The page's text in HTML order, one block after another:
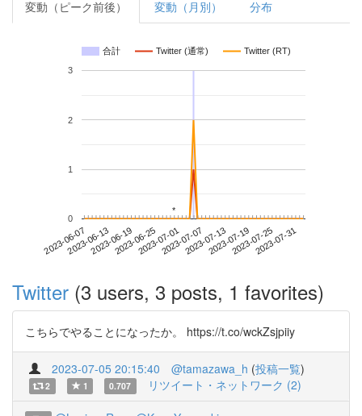
変動（ピーク前後） 変動（月別） 分布
合計 Twitter (通常) Twitter (RT)
2023-06-072023-06-132023-06-192023-06-252023-07-012023-07-072023-07-132023-07-192023-07-252023-07-31
0
1
2
3
**
Twitter (3 users, 3 posts, 1 favorites)
こちらでやることになったか。 https://t.co/wckZsjpiiy
2023-07-05 20:15:40 @tamazawa_h (投稿一覧)
2 1 0.707 リツイート・ネットワーク (2)